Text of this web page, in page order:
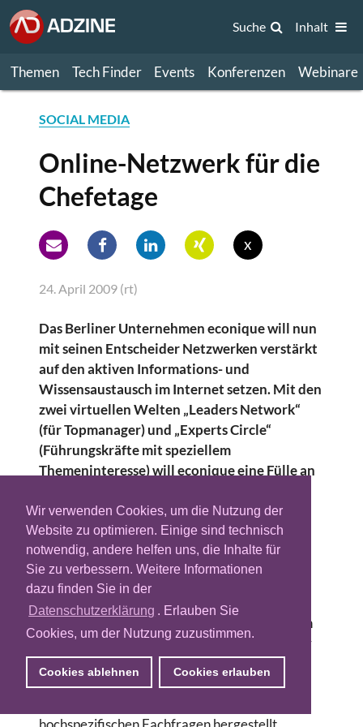
Wir verwenden Cookies, um die Nutzung der
Website zu optimieren. Einige sind technisch
notwendig, andere helfen uns, die Inhalte für
Sie zu verbessern. Weitere Informationen
dazu finden Sie in der
Datenschutzerklärung . Erlauben Sie
Cookies, um der Nutzung zuzustimmen.
Cookies ablehnen Cookies erlauben
Themen Tech Finder Events Konferenzen Webinare
Suche Inhalt
SOCIAL MEDIA
Online-Netzwerk für die
Chefetage
x
24. April 2009 (rt)
Das Berliner Unternehmen econique will nun
mit seinen Entscheider Netzwerken verstärkt
auf den aktiven Informations- und
Wissensaustausch im Internet setzen. Mit den
zwei virtuellen Welten „Leaders Network“
(für Topmanager) und „Experts Circle“
(Führungskräfte mit speziellem
Themeninteresse) will econique eine Fülle an
Econiqueversorgt nach eigenen Angaben seit
sechs Jahren Top-Entscheider mit individuell
abgestimmten strategischen Kontakten und
Informationen innerhalb geschlossener
Elitenetzwerke. Die CxO Dialoge, welche auf
dem klaren Ermitteln gemeinsamer Interessen
und Perspektiven basieren, seien ein wichtiger
Kommunikationskanal, über den signifikante
Kontakte zwischen Entscheidern,